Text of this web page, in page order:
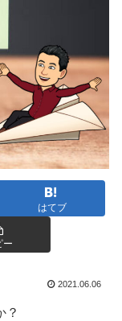
はてブ
ー
2021.06.06
？